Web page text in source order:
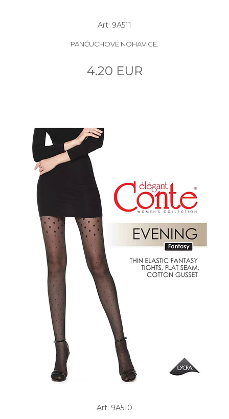
Art: 9A511
PANČUCHOVÉ NOHAVICE.
4.20 EUR
Art: 9A510